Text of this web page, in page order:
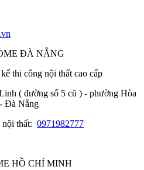
ĐÀ NẴNG
thi công nội thất cao cấp
( đường số 5 cũ ) - phường Hòa
Đà Nẵng
thất: 0971982777
HỒ CHÍ MINH